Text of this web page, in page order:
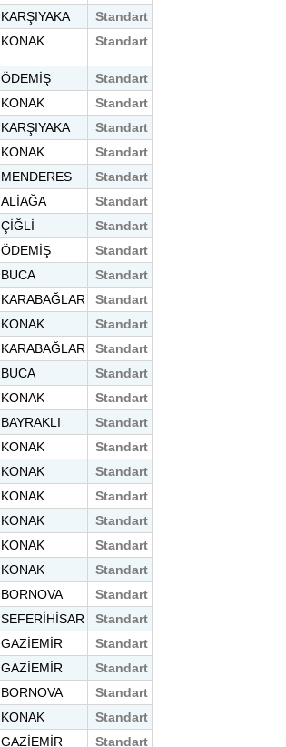
KARŞIYAKA Standart
KONAK Standart
ÖDEMİŞ Standart
KONAK Standart
KARŞIYAKA Standart
KONAK Standart
MENDERES Standart
ALİAĞA Standart
ÇİĞLİ Standart
ÖDEMİŞ Standart
BUCA Standart
KARABAĞLAR Standart
KONAK Standart
KARABAĞLAR Standart
BUCA Standart
KONAK Standart
BAYRAKLI Standart
KONAK Standart
KONAK Standart
KONAK Standart
KONAK Standart
KONAK Standart
KONAK Standart
BORNOVA Standart
SEFERİHİSAR Standart
GAZİEMİR Standart
GAZİEMİR Standart
BORNOVA Standart
KONAK Standart
GAZİEMİR Standart